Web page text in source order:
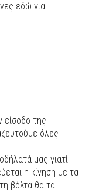
εδώ για
της
όλες
μας γιατί
η κίνηση με τα
βόλτα θα τα